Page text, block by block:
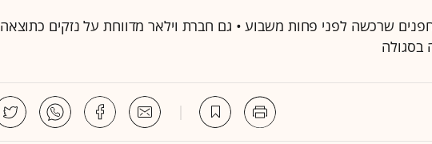
שרכשה לפני פחות משבוע • גם חברת וילאר מדווחת על נזקים כתוצאה
בסגולה